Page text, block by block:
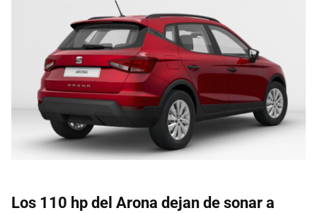
Los 110 hp del Arona dejan de sonar a